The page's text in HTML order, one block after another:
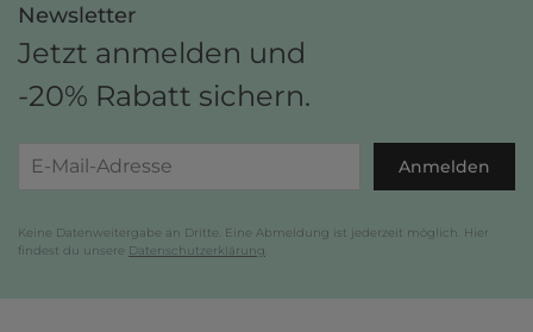
Newsletter
Jetzt anmelden und
-20% Rabatt sichern.
Anmelden
Keine Datenweitergabe an Dritte. Eine Abmeldung ist jederzeit möglich. Hier
findest du unsere Datenschutzerklärung